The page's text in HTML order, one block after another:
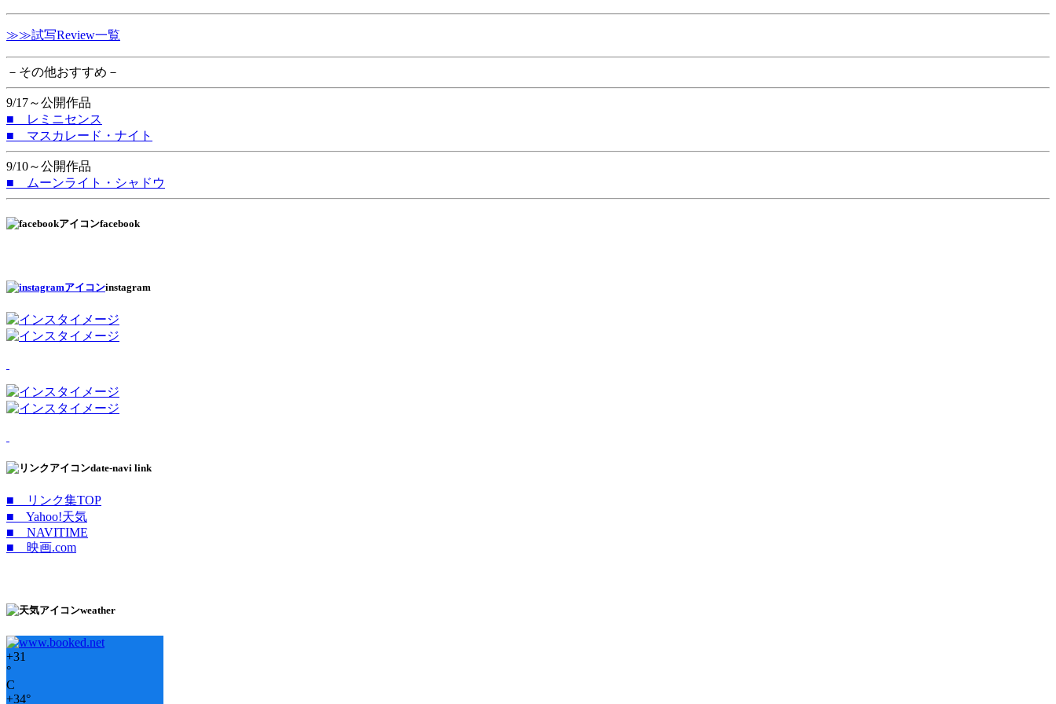
≫≫試写Review一覧
－その他おすすめ－
9/17～公開作品
■ レミニセンス
■ マスカレード・ナイト
9/10～公開作品
■ ムーンライト・シャドウ
facebook
instagram
date-navi link
■ リンク集TOP
■ Yahoo!天気
■ NAVITIME
■ 映画.com
weather
+31
°
C
+34°